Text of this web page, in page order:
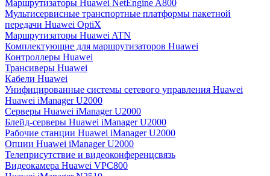
Маршрутизаторы Huawei NetEngine A800
Мультисервисные транспортные платформы пакетной
передачи Huawei OptiX
Маршрутизаторы Huawei ATN
Комплектующие для маршрутизаторов Huawei
Контроллеры Huawei
Трансиверы Huawei
Кабели Huawei
Унифицированные системы сетевого управления Huawei
Huawei iManager U2000
Серверы Huawei iManager U2000
Блейд-серверы Huawei iManager U2000
Рабочие станции Huawei iManager U2000
Опции Huawei iManager U2000
Телеприсутствие и видеоконференцсвязь
Видеокамера Huawei VPC800